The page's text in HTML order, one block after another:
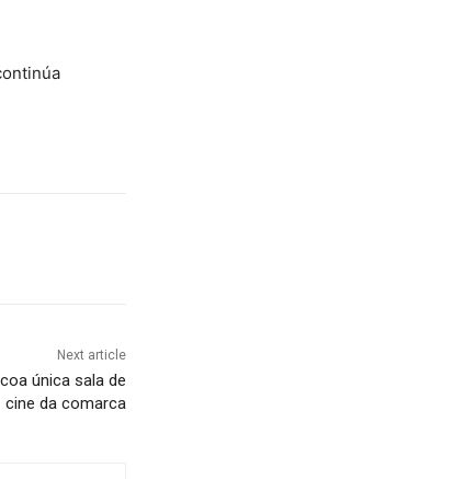
Next article
única sala de
cine da comarca